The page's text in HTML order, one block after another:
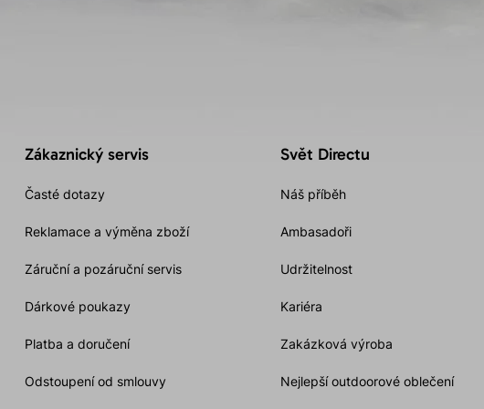
Zákaznický servis
Časté dotazy
Reklamace a výměna zboží
Záruční a pozáruční servis
Dárkové poukazy
Platba a doručení
Odstoupení od smlouvy
Svět Directu
Náš příběh
Ambasadoři
Udržitelnost
Kariéra
Zakázková výroba
Nejlepší outdoorové oblečení